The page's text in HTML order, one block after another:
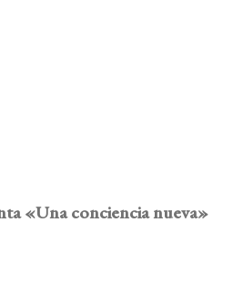
«Una conciencia nueva»